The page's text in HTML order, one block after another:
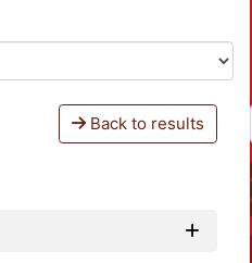
Back to results